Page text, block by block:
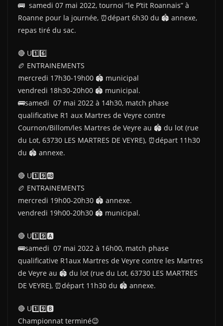
🚌 samedi 07 mai 2022, tournoi “le P’tit Roannais” à
Roanne pour la journée, ⏰départ 6h30 du 🏟 annexe,
repas tiré du sac.
🔴 U1️⃣6️⃣
🏉 ENTRAINEMENTS
mercredi 17h30-19h00 🏟 municipal
vendredi 18h30-20h00 🏟 municipal.
🚌samedi 07 mai 2022 à 14h30, match phase
qualificative R1 aux Martres de Veyre contre
Cournon/Billom/les Martres de Veyre au 🏟 du lot (rue
du Lot, 63730 LES MARTRES DE VEYRE), ⏰départ 11h30
du 🏟 annexe.
🔴 U1️⃣9️⃣🆎
🏉 ENTRAINEMENTS
mercredi 19h00-20h30 🏟 annexe.
vendredi 19h00-20h30 🏟 municipal.
🔴 U1️⃣9️⃣🅰
🚌samedi 07 mai 2022 à 16h00, match phase
qualificative R1aux Martres de Veyre contre les Martres
de Veyre au 🏟 du lot (rue du Lot, 63730 LES MARTRES
DE VEYRE), ⏰départ 11h30 du 🏟 annexe.
🔴 U1️⃣9️⃣🅱
Championnat terminé😉